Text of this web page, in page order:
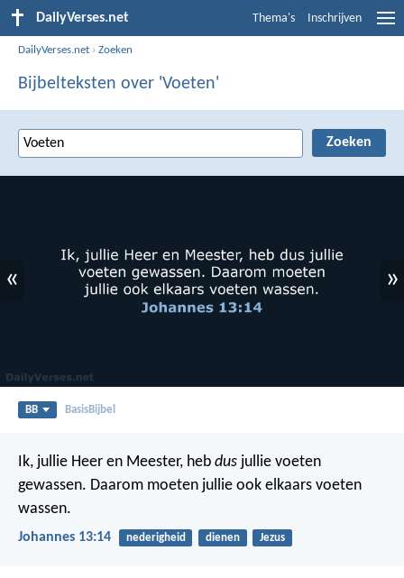
DailyVerses.net Thema's Inschrijven
DailyVerses.net ›Zoeken
Bijbelteksten over 'Voeten'
« »
BB BasisBijbel
Ik, jullie Heer en Meester, heb dus jullie voeten
gewassen. Daarom moeten jullie ook elkaars voeten
wassen.
Johannes 13:14 nederigheid dienen Jezus